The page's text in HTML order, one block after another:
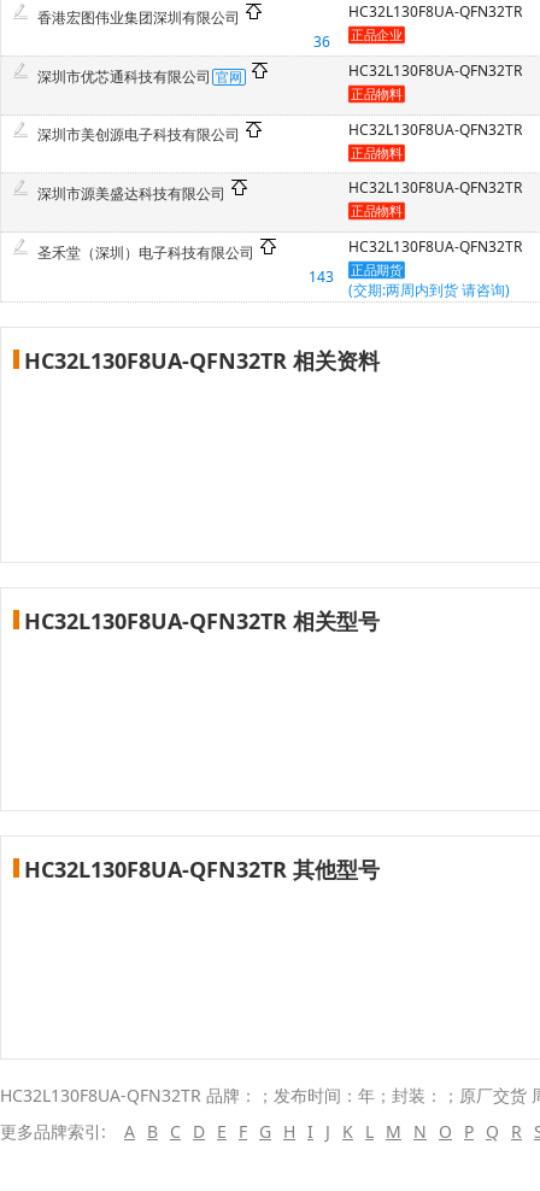
香港宏图伟业集团深圳有限公司
36
HC32L130F8UA-QFN32TR
深圳市优芯通科技有限公司 HC32L130F8UA-QFN32TR
深圳市美创源电子科技有限公司 HC32L130F8UA-QFN32TR
深圳市源美盛达科技有限公司 HC32L130F8UA-QFN32TR
圣禾堂（深圳）电子科技有限公司
143
HC32L130F8UA-QFN32TR
(交期:两周内到货 请咨询)
HC32L130F8UA-QFN32TR 相关资料
HC32L130F8UA-QFN32TR 相关型号
HC32L130F8UA-QFN32TR 其他型号
HC32L130F8UA-QFN32TR 品牌：；发布时间：年；封装：；原厂交货
更多品牌索引:
A B C D E F G H I J K L M N O P Q R